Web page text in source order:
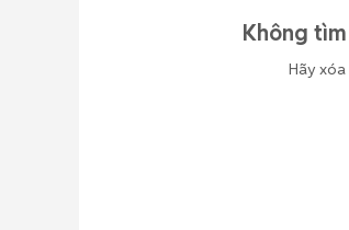
Không
Hãy xóa